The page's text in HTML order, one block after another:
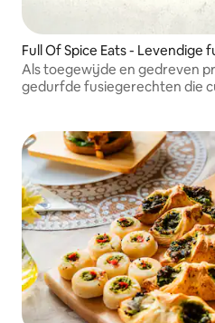
Full Of Spice Eats - Levendige
Als toegewijde en gedreven
gedurfde fusiegerechten die